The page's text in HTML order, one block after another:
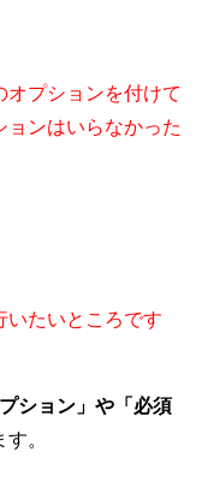
オプションを付けて
ョンはいらなかった
いたいところです
ション」や「必須
。